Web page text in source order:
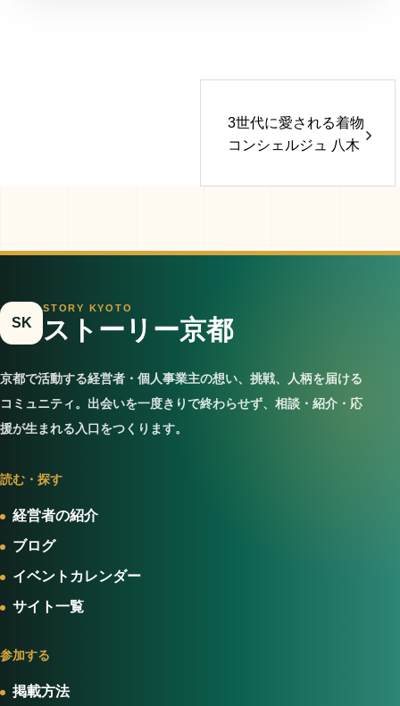
3世代に愛される着物
コンシェルジュ 八木
SK
STORY KYOTO
ストーリー京都
京都で活動する経営者・個人事業主の想い、挑戦、人柄を届ける
コミュニティ。出会いを一度きりで終わらせず、相談・紹介・応
援が生まれる入口をつくります。
読む・探す
経営者の紹介
ブログ
イベントカレンダー
サイト一覧
参加する
掲載方法